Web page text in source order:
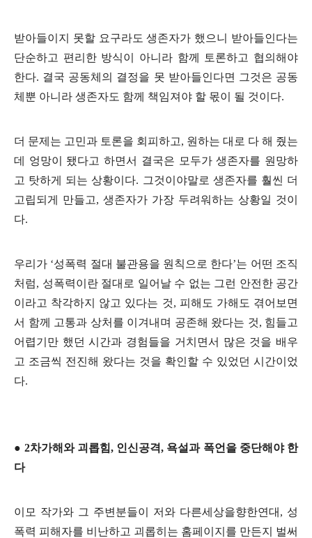
받아들이지 못할 요구라도 생존자가 했으니 받아들인다는
단순하고 편리한 방식이 아니라 함께 토론하고 협의해야
한다. 결국 공동체의 결정을 못 받아들인다면 그것은 공동
체뿐 아니라 생존자도 함께 책임져야 할 몫이 될 것이다.
더 문제는 고민과 토론을 회피하고, 원하는 대로 다 해 줬는
데 엉망이 됐다고 하면서 결국은 모두가 생존자를 원망하
고 탓하게 되는 상황이다. 그것이야말로 생존자를 훨씬 더
고립되게 만들고, 생존자가 가장 두려워하는 상황일 것이
다.
우리가 ‘성폭력 절대 불관용을 원칙으로 한다’는 어떤 조직
처럼, 성폭력이란 절대로 일어날 수 없는 그런 안전한 공간
이라고 착각하지 않고 있다는 것, 피해도 가해도 겪어보면
서 함께 고통과 상처를 이겨내며 공존해 왔다는 것, 힘들고
어렵기만 했던 시간과 경험들을 거치면서 많은 것을 배우
고 조금씩 전진해 왔다는 것을 확인할 수 있었던 시간이었
다.
● 2차가해와 괴롭힘, 인신공격, 욕설과 폭언을 중단해야 한
다
이모 작가와 그 주변분들이 저와 다른세상을향한연대 , 성
폭력 피해자를 비난하고 괴롭히는 홈페이지를 만든지 벌써